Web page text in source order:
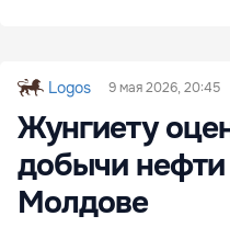
Logos 9 мая 2026, 20:45
Жунгиету
добычи нефти
Молдове